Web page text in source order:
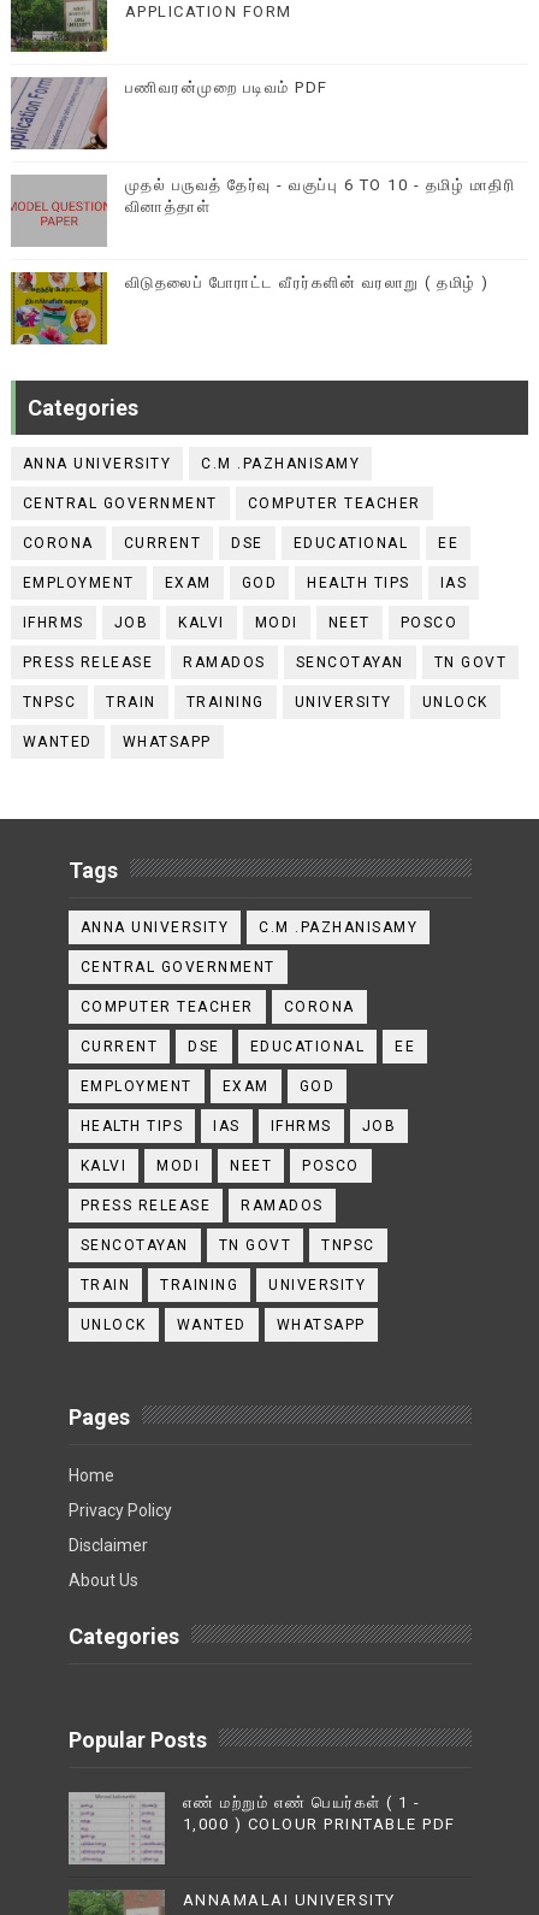
APPLICATION FORM
பணிவரன்முறை படிவம் PDF
முதல் பருவத் தேர்வு - வகுப்பு 6 TO 10 - தமிழ் மாதிரி
வினாத்தாள்
விடுதலைப் போராட்ட வீரர்களின் வரலாறு ( தமிழ் )
Categories
ANNA UNIVERSITY C.M .PAZHANISAMY
CENTRAL GOVERNMENT COMPUTER TEACHER
CORONA CURRENT DSE EDUCATIONAL EE
EMPLOYMENT EXAM GOD HEALTH TIPS IAS
IFHRMS JOB KALVI MODI NEET POSCO
PRESS RELEASE RAMADOS SENCOTAYAN TN GOVT
TNPSC TRAIN TRAINING UNIVERSITY UNLOCK
WANTED WHATSAPP
Tags
ANNA UNIVERSITY C.M .PAZHANISAMY
CENTRAL GOVERNMENT
COMPUTER TEACHER CORONA
CURRENT DSE EDUCATIONAL EE
EMPLOYMENT EXAM GOD
HEALTH TIPS IAS IFHRMS JOB
KALVI MODI NEET POSCO
PRESS RELEASE RAMADOS
SENCOTAYAN TN GOVT TNPSC
TRAIN TRAINING UNIVERSITY
UNLOCK WANTED WHATSAPP
Pages
Home
Privacy Policy
Disclaimer
About Us
Categories
Popular Posts
எண் மற்றும் எண் பெயர்கள் ( 1 -
1,000 ) COLOUR PRINTABLE PDF
ANNAMALAI UNIVERSITY